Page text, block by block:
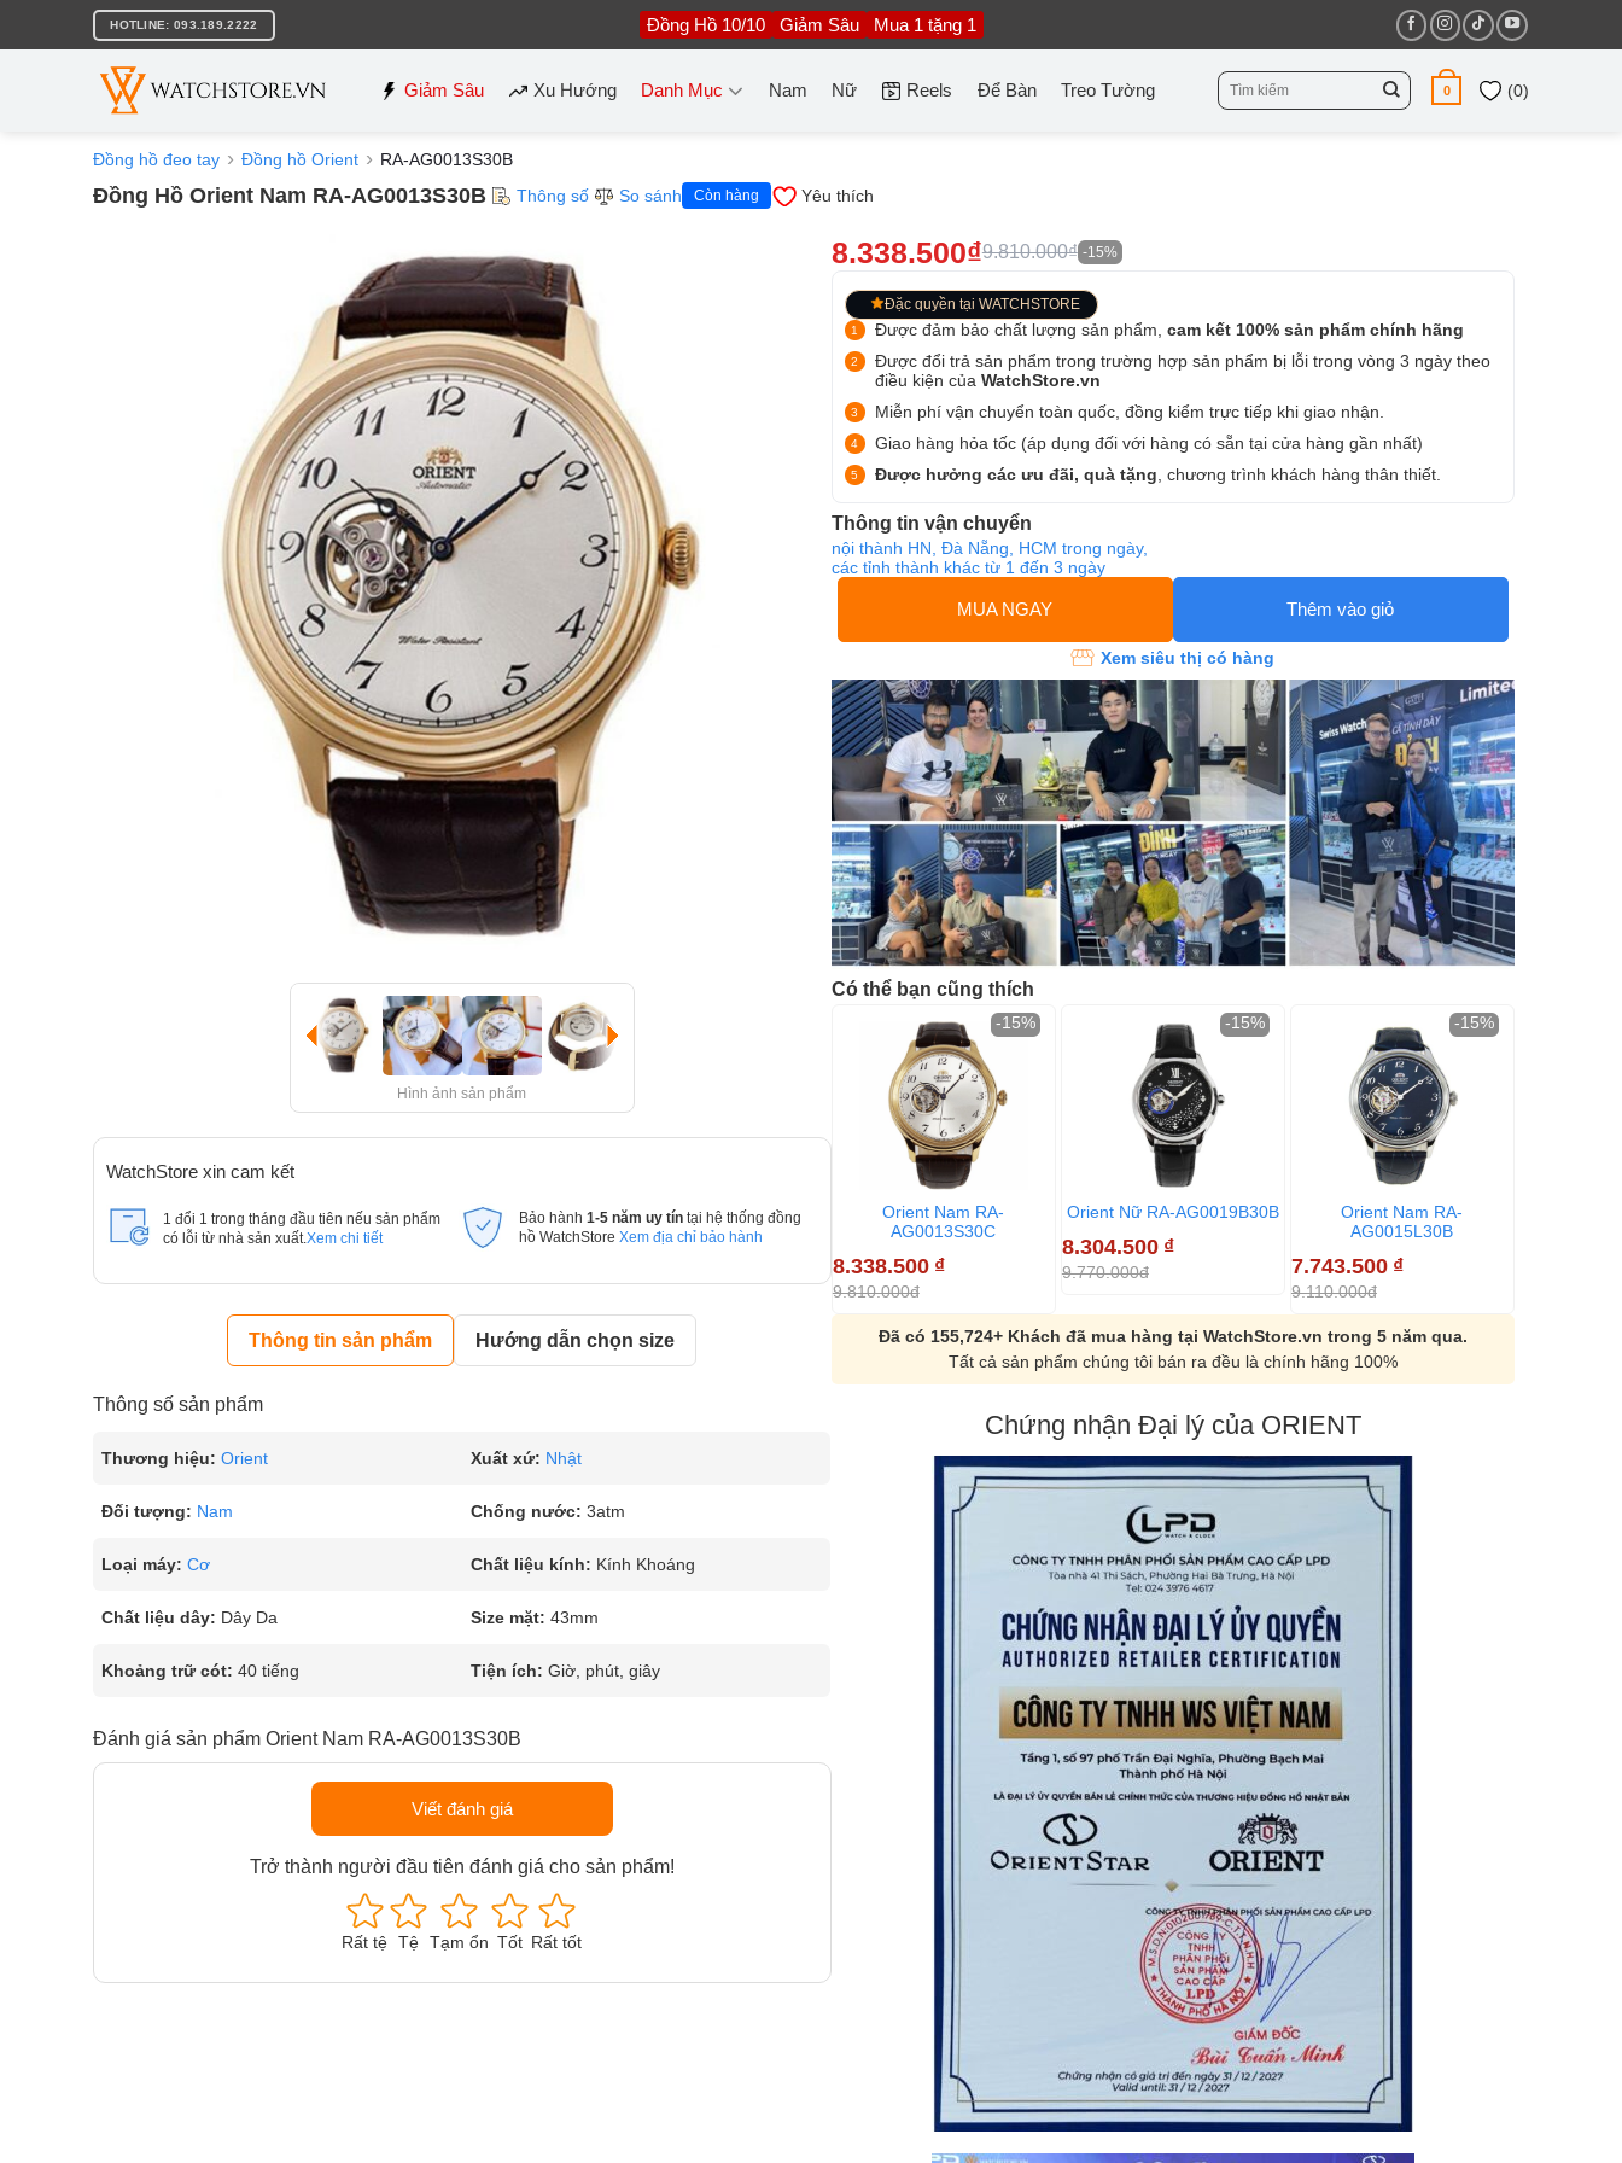
nội
HOTLINE: 093.189.2222 Đồng Hồ 10/10 Giảm Sâu Mua 1 tặng 1
Giảm Sâu Xu Hướng Danh Mục Nam Nữ Reels Để Bàn Treo Tường
Tìm
kiếm:
0 (0)
Đồng hồ đeo tay Đồng hồ Orient RA-AG0013S30B
Đồng Hồ Orient Nam RA-AG0013S30B Thông số So sánh Còn hàng Yêu thích
Hình ảnh sản phẩm
WatchStore xin cam kết
1 đổi 1 trong tháng đầu tiên nếu sản phẩm
có lỗi từ nhà sản xuất. Xem chi tiết
Bảo hành 1-5 năm uy tín tại hệ thống đồng
hồ WatchStore Xem địa chỉ bảo hành
Thông tin sản phẩm Hướng dẫn chọn size
Thông số sản phẩm
Thương hiệu: Orient Xuất xứ: Nhật
Đối tượng: Nam Chống nước: 3atm
Loại máy: Cơ Chất liệu kính: Kính Khoáng
Chất liệu dây: Dây Da Size mặt: 43mm
Khoảng trữ cót: 40 tiếng Tiện ích: Giờ, phút, giây
Đánh giá sản phẩm Orient Nam RA-AG0013S30B
Viết đánh giá
Trở thành người đầu tiên đánh giá cho sản phẩm!
Rất tệ Tệ Tạm ổn Tốt Rất tốt
8.338.500₫9.810.000₫ -15%
Đặc quyền tại WATCHSTORE
Được đảm bảo chất lượng sản phẩm, cam kết 100% sản phẩm chính hãng
Được đổi trả sản phẩm trong trường hợp sản phẩm bị lỗi trong vòng 3 ngày theo
điều kiện của WatchStore.vn
Miễn phí vận chuyển toàn quốc, đồng kiểm trực tiếp khi giao nhận.
Giao hàng hỏa tốc (áp dụng đối với hàng có sẵn tại cửa hàng gần nhất)
Được hưởng các ưu đãi, quà tặng , chương trình khách hàng thân thiết.
Thông tin vận chuyển
nội thành HN, Đà Nẵng, HCM trong ngày,
các tỉnh thành khác từ 1 đến 3 ngày
MUA NGAY Thêm vào giỏ
Xem siêu thị có hàng
Có thể bạn cũng thích
Orient Nam RA-
AG0013S30C
8.338.500 ₫
9.810.000đ
-15%
Orient Nữ RA-AG0019B30B
8.304.500 ₫
9.770.000đ
-15%
Orient Nam RA-
AG0015L30B
7.743.500 ₫
9.110.000đ
-15%
Đã có 155,724+ Khách đã mua hàng tại WatchStore.vn trong 5 năm qua.
Tất cả sản phẩm chúng tôi bán ra đều là chính hãng 100%
Chứng nhận Đại lý của ORIENT